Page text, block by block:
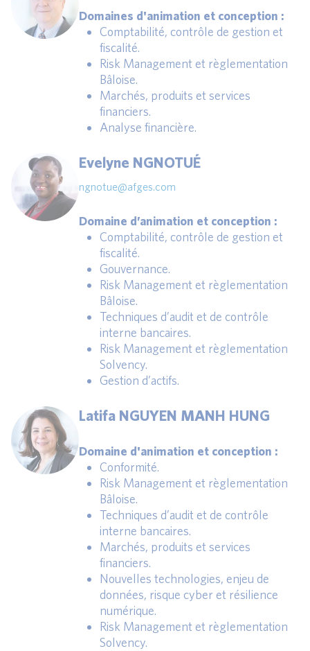
Domaines d'animation et conception :
Comptabilité, contrôle de gestion et
fiscalité.
Risk Management et règlementation
Bâloise.
Marchés, produits et services
financiers.
Analyse financière.
Evelyne NGNOTUÉ
ngnotue@afges.com
Domaine d’animation et conception :
Comptabilité, contrôle de gestion et
fiscalité.
Gouvernance.
Risk Management et règlementation
Bâloise.
Techniques d’audit et de contrôle
interne bancaires.
Risk Management et règlementation
Solvency.
Gestion d’actifs.
Latifa NGUYEN MANH HUNG
Domaine d'animation et conception :
Conformité.
Risk Management et règlementation
Bâloise.
Techniques d’audit et de contrôle
interne bancaires.
Marchés, produits et services
financiers.
Nouvelles technologies, enjeu de
données, risque cyber et résilience
numérique.
Risk Management et règlementation
Solvency.